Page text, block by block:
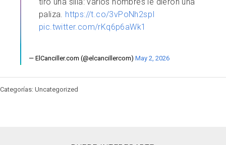
paliza. https://t.co/3vPoNh2spI
pic.twitter.com/rKq6p6aWk1
— ElCanciller.com (@elcancillercom) May 2, 2026
Categorías: Uncategorized